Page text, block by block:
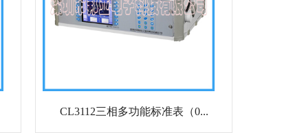
CL3112三相多功能标准表（0...